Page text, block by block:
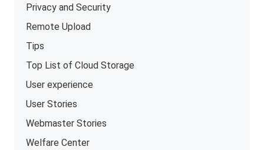
Privacy and Security
Remote Upload
Tips
Top List of Cloud Storage
User experience
User Stories
Webmaster Stories
Welfare Center